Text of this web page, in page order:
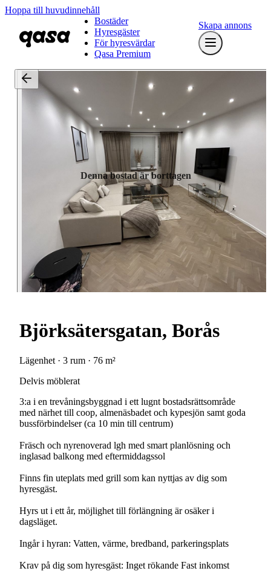
Hoppa till huvudinnehåll
Bostäder
Hyresgäster
För hyresvärdar
Qasa Premium
Skapa annons
Denna bostad är borttagen
Björksätersgatan, Borås
Lägenhet · 3 rum · 76 m²
Delvis möblerat
3:a i en trevåningsbyggnad i ett lugnt bostadsrättsområde
med närhet till coop, almenäsbadet och kypesjön samt goda
bussförbindelser (ca 10 min till centrum)
Fräsch och nyrenoverad lgh med smart planlösning och
inglasad balkong med eftermiddagssol
Finns fin uteplats med grill som kan nyttjas av dig som
hyresgäst.
Hyrs ut i ett år, möjlighet till förlängning är osäker i
dagsläget.
Ingår i hyran: Vatten, värme, bredband, parkeringsplats
Krav på dig som hyresgäst: Inget rökande Fast inkomst